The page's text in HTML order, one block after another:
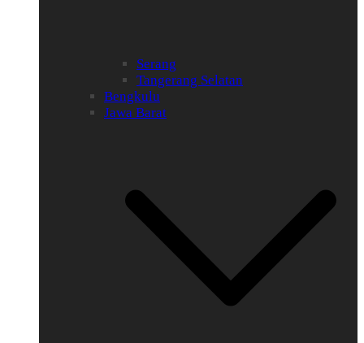
Serang
Tangerang Selatan
Bengkulu
Jawa Barat